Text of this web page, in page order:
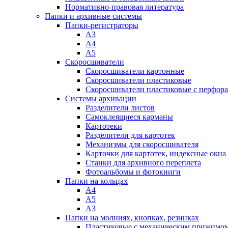
Нормативно-правовая литература
Папки и архивные системы
Папки-регистраторы
А3
А4
А5
Скоросшиватели
Скоросшиватели картонные
Скоросшиватели пластиковые
Скоросшиватели пластиковые с
Системы архивации
Разделители листов
Самоклеящиеся карманы
Картотеки
Разделители для картотек
Механизмы для скоросшивателя
Карточки для картотек, индексные окна
Станки для архивного переплета
Фотоальбомы и фотокниги
Папки на кольцах
А4
А5
А3
Папки на молниях, кнопках, резинках